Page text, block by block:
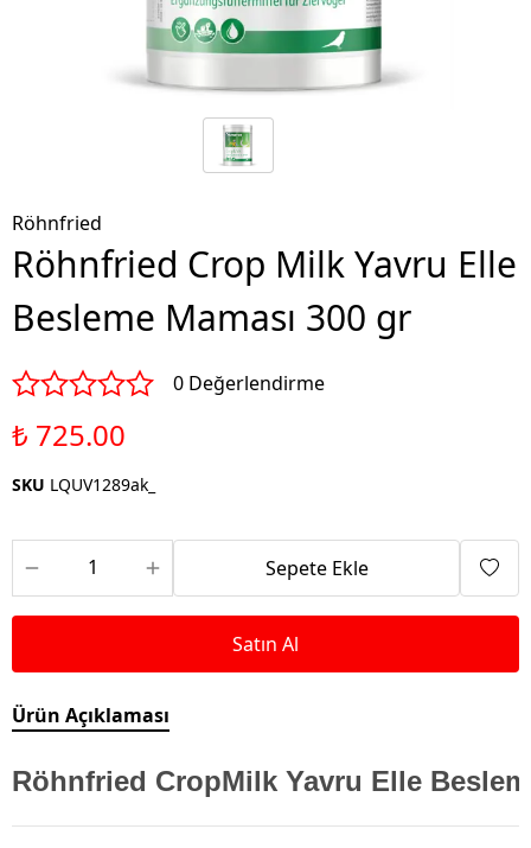
Röhnfried
Röhnfried Crop Milk Yavru Elle
Besleme Maması 300 gr
0 Değerlendirme
₺ 725.00
SKU LQUV1289ak_
Sepete Ekle
Satın Al
Ürün Açıklaması
Röhnfried CropMilk Yavru Elle